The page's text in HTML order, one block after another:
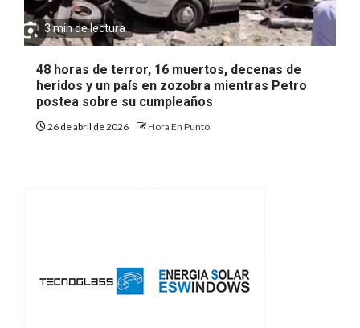
3 min de lectura
48 horas de terror, 16 muertos, decenas de
heridos y un país en zozobra mientras Petro
postea sobre su cumpleaños
26 de abril de 2026 Hora En Punto